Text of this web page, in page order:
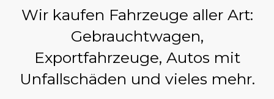
Wir kaufen Fahrzeuge aller Art:
Gebrauchtwagen,
Exportfahrzeuge, Autos mit
Unfallschäden und vieles mehr.